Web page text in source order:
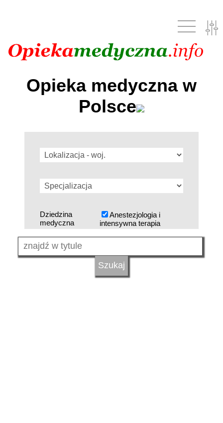
Opieka medyczna w
Polsce
Dziedzina
medyczna
Anestezjologia i
intensywna terapia